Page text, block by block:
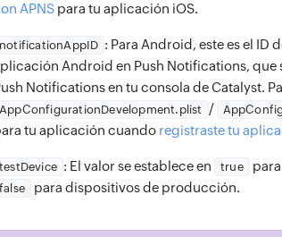
APNS para tu aplicación iOS.
notificationAppID : Para Android, este es el
Android en Push Notifications,
Notifications en tu consola de Catalyst.
AppConfigurationDevelopment.plist /
tu aplicación cuando registraste tu
testDevice : El valor se establece en true
false para dispositivos de producción.